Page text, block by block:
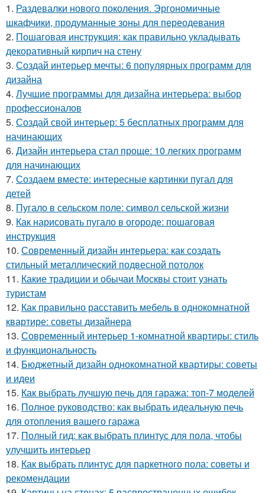
1. Раздевалки нового поколения. Эргономичные
шкафчики, продуманные зоны для переодевания
2. Пошаговая инструкция: как правильно укладывать
декоративный кирпич на стену
3. Создай интерьер мечты: 6 популярных программ для
дизайна
4. Лучшие программы для дизайна интерьера: выбор
профессионалов
5. Создай свой интерьер: 5 бесплатных программ для
начинающих
6. Дизайн интерьера стал проще: 10 легких программ
для начинающих
7. Создаем вместе: интересные картинки пугал для
детей
8. Пугало в сельском поле: символ сельской жизни
9. Как нарисовать пугало в огороде: пошаговая
инструкция
10. Современный дизайн интерьера: как создать
стильный металлический подвесной потолок
11. Какие традиции и обычаи Москвы стоит узнать
туристам
12. Как правильно расставить мебель в однокомнатной
квартире: советы дизайнера
13. Современный интерьер 1-комнатной квартиры: стиль
и функциональность
14. Бюджетный дизайн однокомнатной квартиры: советы
и идеи
15. Как выбрать лучшую печь для гаража: топ-7 моделей
16. Полное руководство: как выбрать идеальную печь
для отопления вашего гаража
17. Полный гид: как выбрать плинтус для пола, чтобы
улучшить интерьер
18. Как выбрать плинтус для паркетного пола: советы и
рекомендации